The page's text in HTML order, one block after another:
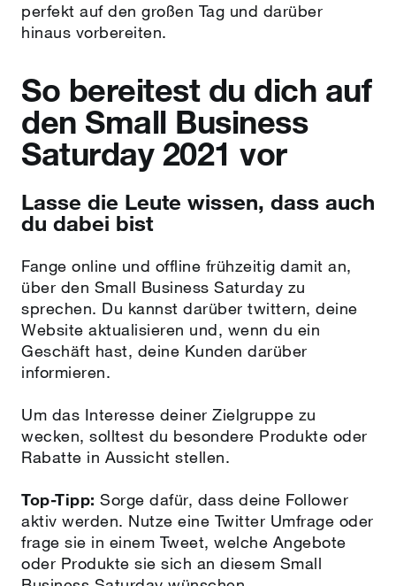
perfekt auf den großen Tag und darüber
hinaus vorbereiten.
So bereitest du dich auf
den Small Business
Saturday 2021 vor
Lasse die Leute wissen, dass auch
du dabei bist
Fange online und offline frühzeitig damit an,
über den Small Business Saturday zu
sprechen. Du kannst darüber twittern, deine
Website aktualisieren und, wenn du ein
Geschäft hast, deine Kunden darüber
informieren.
Um das Interesse deiner Zielgruppe zu
wecken, solltest du besondere Produkte oder
Rabatte in Aussicht stellen.
Top-Tipp: Sorge dafür, dass deine Follower
aktiv werden. Nutze eine Twitter Umfrage oder
frage sie in einem Tweet, welche Angebote
oder Produkte sie sich an diesem Small